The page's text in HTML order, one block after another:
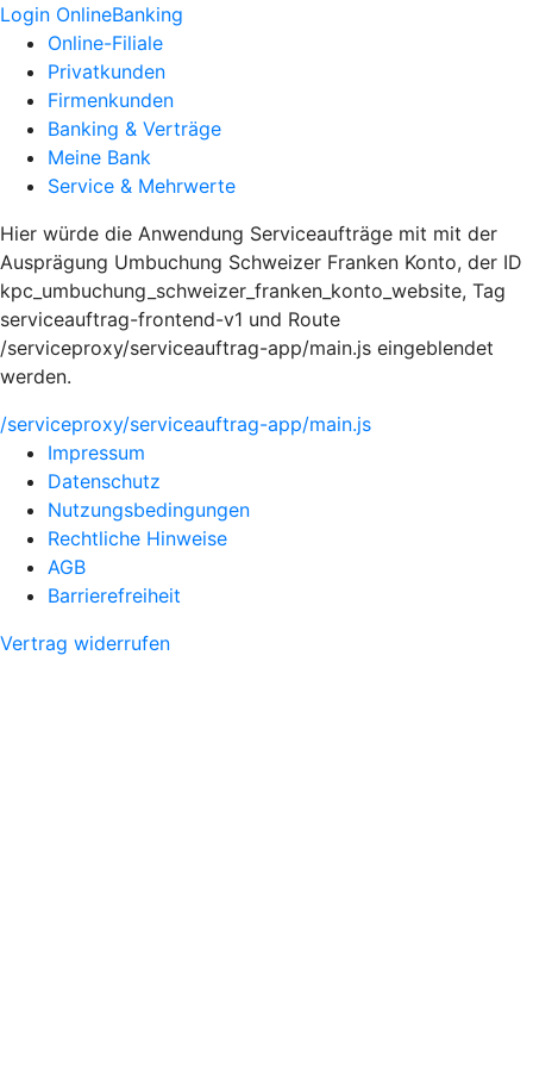
Login OnlineBanking
Online-Filiale
Privatkunden
Firmenkunden
Banking & Verträge
Meine Bank
Service & Mehrwerte
Hier würde die Anwendung Serviceaufträge mit mit der
Ausprägung Umbuchung Schweizer Franken Konto, der ID
kpc_umbuchung_schweizer_franken_konto_website, Tag
serviceauftrag-frontend-v1 und Route
/serviceproxy/serviceauftrag-app/main.js eingeblendet
werden.
/serviceproxy/serviceauftrag-app/main.js
Impressum
Datenschutz
Nutzungsbedingungen
Rechtliche Hinweise
AGB
Barrierefreiheit
Vertrag widerrufen